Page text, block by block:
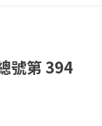
號第 394